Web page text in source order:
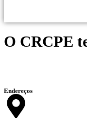
O CRCPE
Endereços